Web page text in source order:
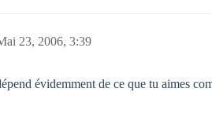
23, 2006, 3:39
évidemment de ce que tu aimes